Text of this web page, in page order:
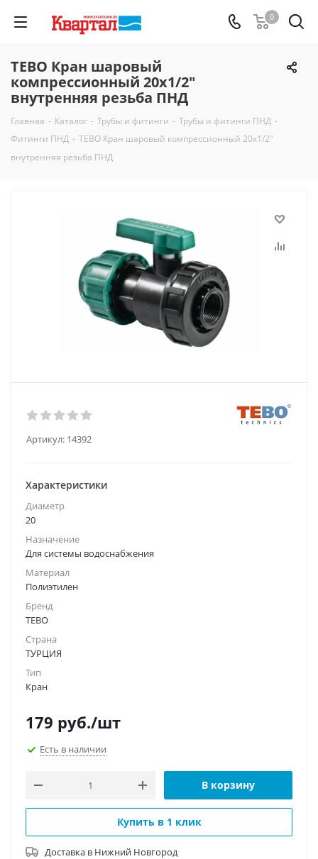
0
TEBO Кран шаровый
компрессионный 20х1/2"
внутренняя резьба ПНД
Главная - Каталог - Трубы и фитинги - Трубы и фитинги ПНД -
Фитинги ПНД - TEBO Кран шаровый компрессионный 20х1/2"
внутренняя резьба ПНД
Артикул: 14392
Характеристики
Диаметр
20
Назначение
Для системы водоснабжения
Материал
Полиэтилен
Бренд
TEBO
Страна
ТУРЦИЯ
Тип
Кран
179 руб./шт
Есть в наличии
В корзину
Купить в 1 клик
Доставка в Нижний Новгород